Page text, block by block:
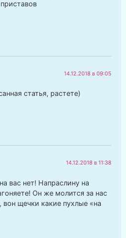
14.12.2018 в 09:05
статья, растете)
14.12.2018 в 11:38
вас нет! Напраслину на
Он же молится за нас
щечки какие пухлые «на